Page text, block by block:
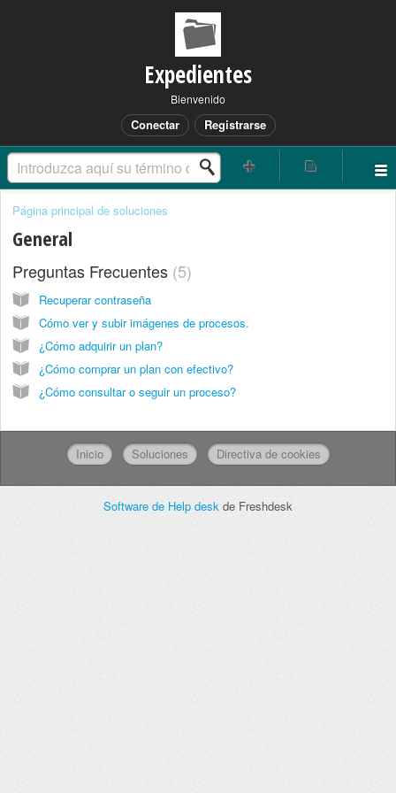
Expedientes
Bienvenido
Conectar Registrarse
Página principal de soluciones
General
Preguntas Frecuentes 5
Recuperar contraseña
Cómo ver y subir imágenes de procesos.
¿Cómo adquirir un plan?
¿Cómo comprar un plan con efectivo?
¿Cómo consultar o seguir un proceso?
Inicio Soluciones Directiva de cookies
Software de Help desk de Freshdesk